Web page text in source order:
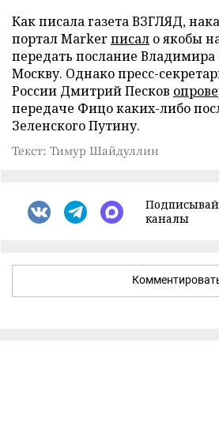
Как писала газета ВЗГЛЯД,
портал Markerписал о якобы
передать послание Владимира
Москву. Однако пресс-
России Дмитрий Песков
передаче Фицо каких-либо
Зеленского Путину.
Текст: Тимур Шайдуллин
каналы